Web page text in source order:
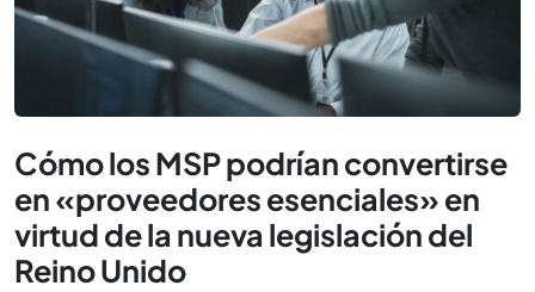
Cómo los MSP podrían convertirse
en «proveedores esenciales» en
virtud de la nueva legislación del
Reino Unido